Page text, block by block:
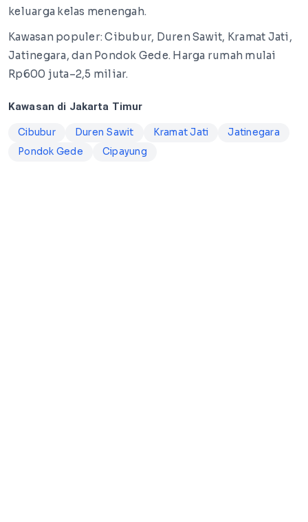
keluarga kelas menengah.
Kawasan populer: Cibubur, Duren Sawit, Kramat Jati,
Jatinegara, dan Pondok Gede. Harga rumah mulai
Rp600 juta–2,5 miliar.
Kawasan di Jakarta Timur
Cibubur Duren Sawit Kramat Jati
Jatinegara
Pondok Gede
Cipayung